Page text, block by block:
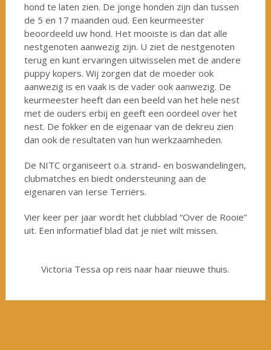
hond te laten zien. De jonge honden zijn dan tussen
de 5 en 17 maanden oud. Een keurmeester
beoordeeld uw hond. Het mooiste is dan dat alle
nestgenoten aanwezig zijn. U ziet de nestgenoten
terug en kunt ervaringen uitwisselen met de andere
puppy kopers. Wij zorgen dat de moeder ook
aanwezig is en vaak is de vader ook aanwezig. De
keurmeester heeft dan een beeld van het hele nest
met de ouders erbij en geeft een oordeel over het
nest. De fokker en de eigenaar van de dekreu zien
dan ook de resultaten van hun werkzaamheden.
De NITC organiseert o.a. strand- en boswandelingen,
clubmatches en biedt ondersteuning aan de
eigenaren van Ierse Terriërs.
Vier keer per jaar wordt het clubblad “Over de Rooie”
uit. Een informatief blad dat je niet wilt missen.
Victoria Tessa op reis naar haar nieuwe thuis.